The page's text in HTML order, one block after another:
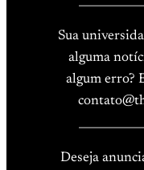
Sua
alguma
algum erro?
Deseja